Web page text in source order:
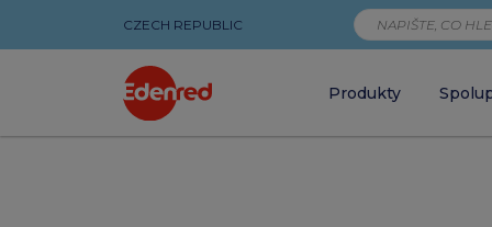
CZECH REPUBLIC
Produkty